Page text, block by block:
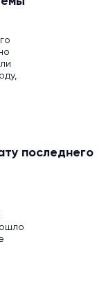
последнего